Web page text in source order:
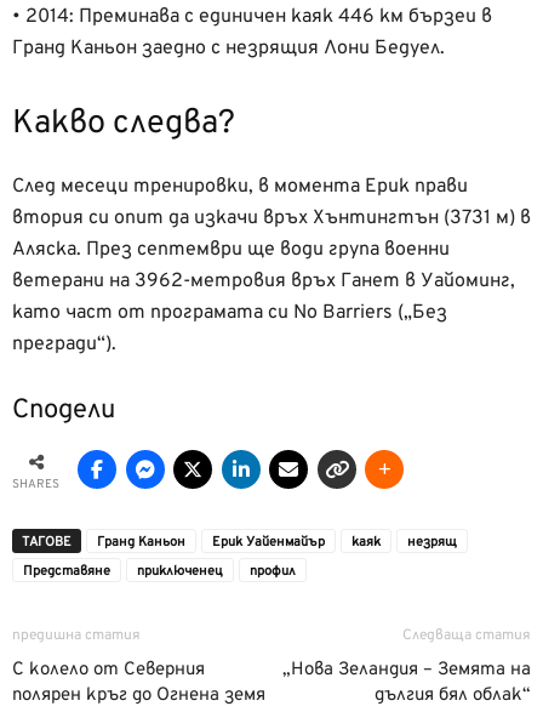
• 2014: Преминава с единичен каяк 446 км бързеи в
Гранд Каньон заедно с незрящия Лони Бедуел.
Какво следва?
След месеци тренировки, в момента Ерик прави
втория си опит да изкачи връх Хънтингтън (3731 м) в
Аляска. През септември ще води група военни
ветерани на 3962-метровия връх Ганет в Уайоминг,
като част от програмата си No Barriers („Без
прегради“).
Сподели
SHARES
ТАГОВЕ Гранд Каньон Ерик Уайенмайър каяк
незрящ
Представяне
приключенец профил
предишна статия
С колело от Северния
полярен кръг до Огнена земя
Следваща статия
„Нова Зеландия – Земята на
дългия бял облак“